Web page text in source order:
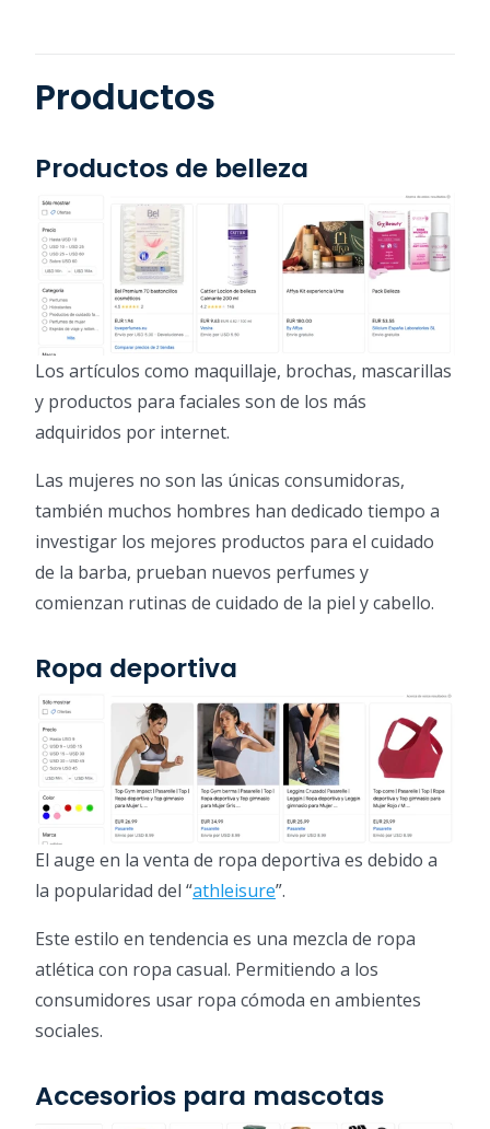
Productos
Productos de belleza
Los artículos como maquillaje, brochas, mascarillas
y productos para faciales son de los más
adquiridos por internet.
Las mujeres no son las únicas consumidoras,
también muchos hombres han dedicado tiempo a
investigar los mejores productos para el cuidado
de la barba, prueban nuevos perfumes y
comienzan rutinas de cuidado de la piel y cabello.
Ropa deportiva
El auge en la venta de ropa deportiva es debido a
la popularidad del “athleisure”.
Este estilo en tendencia es una mezcla de ropa
atlética con ropa casual. Permitiendo a los
consumidores usar ropa cómoda en ambientes
sociales.
Accesorios para mascotas